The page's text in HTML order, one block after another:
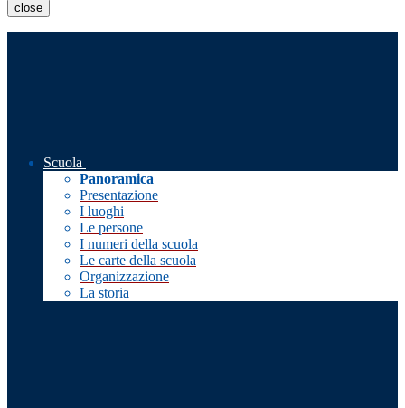
close
Scuola
Panoramica
Presentazione
I luoghi
Le persone
I numeri della scuola
Le carte della scuola
Organizzazione
La storia